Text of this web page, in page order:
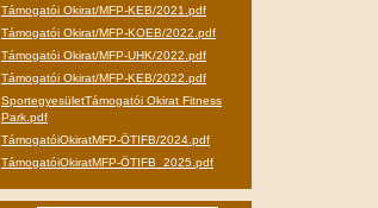
Támogatói Okirat/MFP-KEB/2021.pdf
Támogatói Okirat/MFP-KOEB/2022.pdf
Támogatói Okirat/MFP-UHK/2022.pdf
Támogatói Okirat/MFP-KEB/2022.pdf
SportegyesületTámogatói Okirat Fitness
Park.pdf
TámogatóiOkiratMFP-ÖTIFB/2024.pdf
TámogatóiOkiratMFP-ÖTIFB_2025.pdf